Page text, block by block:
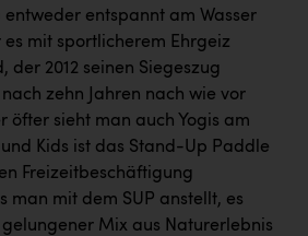
und Motorhotels
entspannt am Wasser
mit sportlicherem Ehrgeiz
der 2012 seinen Siegeszug
zehn Jahren nach wie vor
öfter sieht man auch Yogis am
Kids ist das Stand-Up Paddle
Freizeitbeschäftigung
man mit dem SUP anstellt, es
Mix aus Naturerlebnis